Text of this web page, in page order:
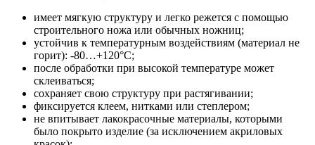
имеет мягкую структуру и легко режется с помощью
строительного ножа или обычных ножниц;
устойчив к температурным воздействиям (материал не
горит): -80…+120°С;
после обработки при высокой температуре может
склеиваться;
сохраняет свою структуру при растягивании;
фиксируется клеем, нитками или степлером;
не впитывает лакокрасочные материалы, которыми
было покрыто изделие (за исключением акриловых